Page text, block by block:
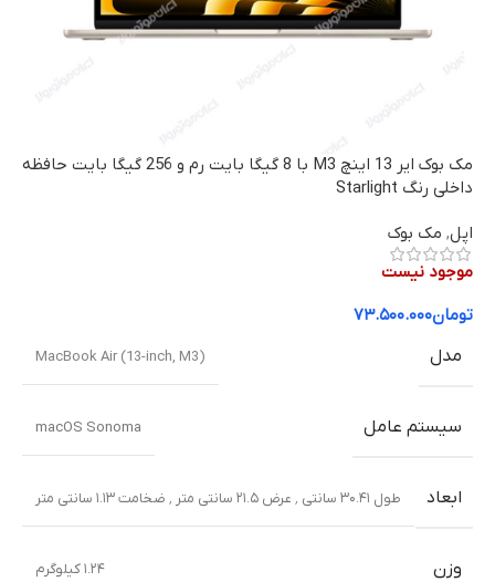
مک بوک ایر 13 اینچ M3 با 8 گیگا بایت رم و 256 گیگا بایت حافظه
داخلی رنگ Starlight
اپل, مک بوک
موجود نیست
تومان۷۳.۵۰۰.۰۰۰
مدل
MacBook Air (13-inch, M3)
سیستم عامل macOS Sonoma
ابعاد طول ۳۰.۴۱ سانتی ٬ عرض ۲۱.۵ سانتی متر ٬ ضخامت ۱.۱۳ سانتی متر
وزن ۱.۲۴ کیلوگرم